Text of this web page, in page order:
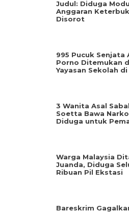
Judul: Diduga
Anggaran
Disorot
995 Pucuk Senjata
Porno Ditemukan
Yayasan Sekolah
3 Wanita Asal
Soetta Bawa
Diduga untuk
Warga Malaysia
Juanda, Diduga
Ribuan Pil Ekstasi
Bareskrim